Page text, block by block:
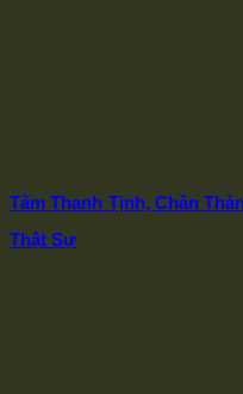
Tâm Thanh Tịnh, Chân
Thật Sự